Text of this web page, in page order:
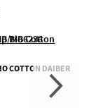
COTTON DAIBER